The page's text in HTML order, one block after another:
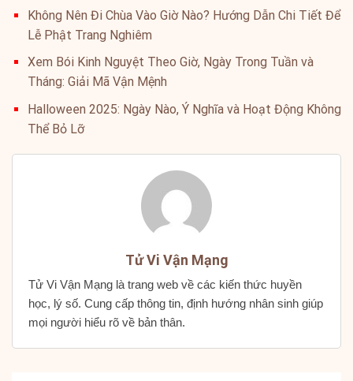
Không Nên Đi Chùa Vào Giờ Nào? Hướng Dẫn Chi Tiết Để
Lễ Phật Trang Nghiêm
Xem Bói Kinh Nguyệt Theo Giờ, Ngày Trong Tuần và
Tháng: Giải Mã Vận Mệnh
Halloween 2025: Ngày Nào, Ý Nghĩa và Hoạt Động Không
Thể Bỏ Lỡ
Tử Vi Vận Mạng
Tử Vi Vận Mạng là trang web về các kiến thức huyền
học, lý số. Cung cấp thông tin, định hướng nhân sinh giúp
mọi người hiểu rõ về bản thân.